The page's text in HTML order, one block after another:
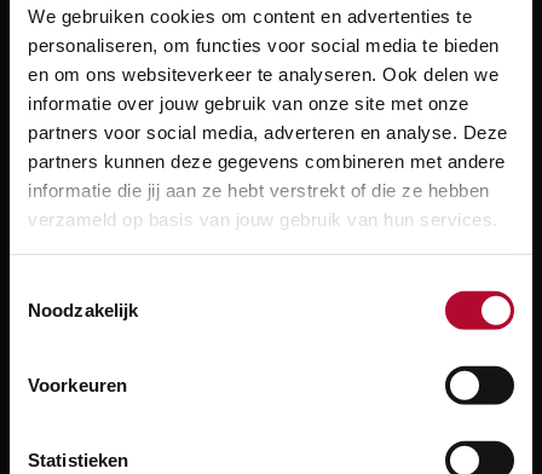
We gebruiken cookies om content en advertenties te
personaliseren, om functies voor social media te bieden
en om ons websiteverkeer te analyseren. Ook delen we
informatie over jouw gebruik van onze site met onze
partners voor social media, adverteren en analyse. Deze
partners kunnen deze gegevens combineren met andere
informatie die jij aan ze hebt verstrekt of die ze hebben
verzameld op basis van jouw gebruik van hun services.
Noodzakelijk
Voorkeuren
Statistieken
3D‑modellen Treinbeveiliging beschikbaar
7 april 2026